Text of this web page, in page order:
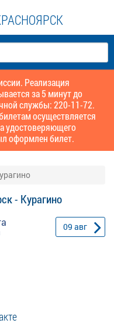
Реализация
за 5 минут до
службы: 220-11-72.
осуществляется
удостоверяющего
оформлен билет.
- Курагино
09 авг